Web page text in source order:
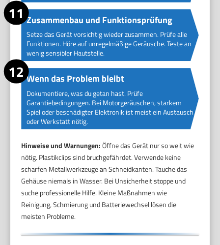
Zusammenbau und Funktionsprüfung
Setze das Gerät vorsichtig wieder zusammen. Prüfe alle
Funktionen. Höre auf unregelmäßige Geräusche. Teste an
wenig sensibler Hautstelle.
Wenn das Problem bleibt
Dokumentiere, was du getan hast. Prüfe
Garantiebedingungen. Bei Motorgeräuschen, starkem
Spiel oder beschädigter Elektronik ist meist ein Austausch
oder Werkstatt nötig.
Hinweise und Warnungen:Öffne das Gerät nur so weit wie
nötig. Plastikclips sind bruchgefährdet. Verwende keine
scharfen Metallwerkzeuge an Schneidkanten. Tauche das
Gehäuse niemals in Wasser. Bei Unsicherheit stoppe und
suche professionelle Hilfe. Kleine Maßnahmen wie
Reinigung, Schmierung und Batteriewechsel lösen die
meisten Probleme.